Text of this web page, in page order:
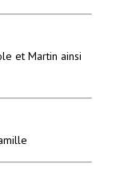
et Martin ainsi